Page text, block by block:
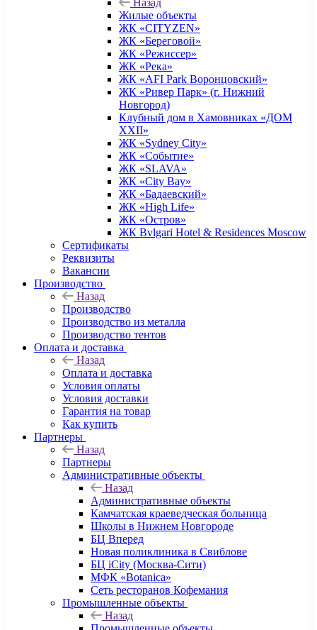
Назад
Жилые объекты
ЖК «CITYZEN»
ЖК «Береговой»
ЖК «Режиссер»
ЖК «Река»
ЖК «AFI Park Воронцовский»
ЖК «Ривер Парк» (г. Нижний
Новгород)
Клубный дом в Хамовниках «ДОМ
XXII»
ЖК «Sydney City»
ЖК «Событие»
ЖК «SLAVA»
ЖК «City Bay»
ЖК «Бадаевский»
ЖК «High Life»
ЖК «Остров»
ЖК Bvlgari Hotel & Residences Moscow
Сертификаты
Реквизиты
Вакансии
Производство
Назад
Производство
Производство из металла
Производство тентов
Оплата и доставка
Назад
Оплата и доставка
Условия оплаты
Условия доставки
Гарантия на товар
Как купить
Партнеры
Назад
Партнеры
Административные объекты
Назад
Административные объекты
Камчатская краеведческая больница
Школы в Нижнем Новгороде
БЦ Вперед
Новая поликлиника в Свиблове
БЦ iCity (Москва-Сити)
МФК «Botanica»
Сеть ресторанов Кофемания
Промышленные объекты
Назад